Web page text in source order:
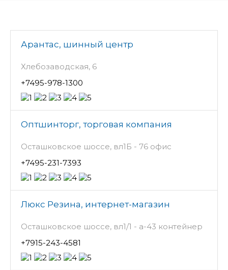
Арантас, шинный центр
Хлебозаводская, 6
+7495-978-1300
Оптшинторг, торговая компания
Осташковское шоссе, вл1Б - 76 офис
+7495-231-7393
Люкс Резина, интернет-магазин
Осташковское шоссе, вл1/1 - а-43 контейнер
+7915-243-4581